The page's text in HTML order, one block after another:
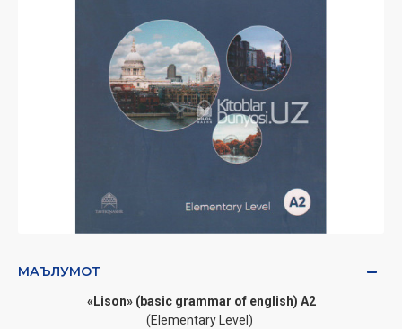
МАЪЛУМОТ
«Lison» (basic grammar of english) A2
(Elementary Level)